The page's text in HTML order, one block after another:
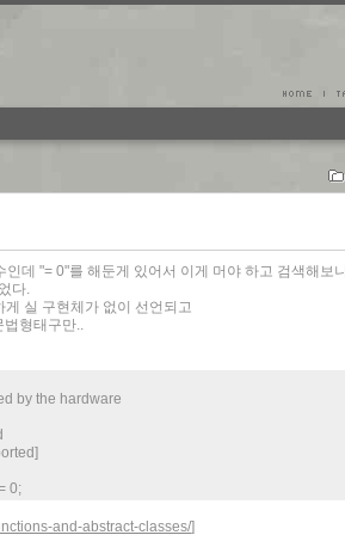
데 "= 0"를 해둔게 있어서 이게 머야 하고 검색해보니
다.
실 구현체가 없이 선언되고
법형태구만..
by the hardware
0;
and-abstract-classes/]